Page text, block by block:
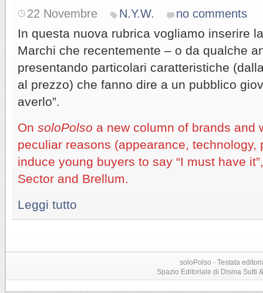
22 Novembre N.Y.W. no comments
In questa nuova rubrica vogliamo inserire
Marchi che recentemente – o da qualche
presentando particolari caratteristiche
al prezzo) che fanno dire a un pubblico
averlo”.
On soloPolso a new column of brands and
peculiar reasons (appearance, technology,
induce young buyers to say “I must have
Sector and Brellum.
Leggi tutto
soloPolso - Testata
Spazio Editoriale di Disma Sutti